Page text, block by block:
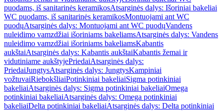
puodams, iš sanitarinės keramikosAtsarginės dalys: Išoriniai bakeliai
WC puodams, iš sanitarinės keramikosMontuojami ant WC
puodųAtsarginės dalys: Montuojami ant WC puodųVandens
nuleidimo vamzdžiai išoriniams bakeliamsAtsarginės dalys: Vandens
nuleidimo vamzdžiai išoriniams bakeliamsKabantis
aukštaiAtsarginės dalys: Kabantis aukštaiKabantis žemai ir
vidutiniame aukštyjePriedaiAtsarginės dalys:
PriedaiJungtysAtsarginės dalys: JungtysKampiniai
vožtuvaiRiebokšliaiPotinkiniai bakeliaiSigma potinkiniai
bakeliaiAtsarginės dalys: Sigma potinkiniai bakeliaiOmega
potinkiniai bakeliaiAtsarginės dalys: Omega potinkiniai
bakeliaiDelta potinkiniai bakeliaiAtsarginės dalys: Delta potinkiniai